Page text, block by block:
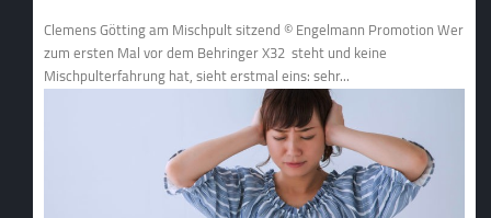
Clemens Götting am Mischpult sitzend © Engelmann Promotion Wer
zum ersten Mal vor dem Behringer X32 steht und keine
Mischpulterfahrung hat, sieht erstmal eins: sehr...